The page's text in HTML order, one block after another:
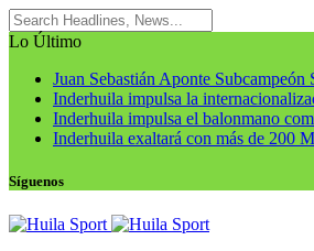
Lo Último
Juan Sebastián Aponte
Inderhuila impulsa la
Inderhuila impulsa el balonmano
Inderhuila exaltará con más de 200
Síguenos